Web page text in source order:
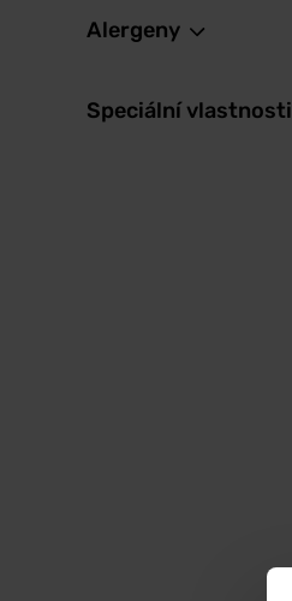
Alergeny
Speciální vlastnosti